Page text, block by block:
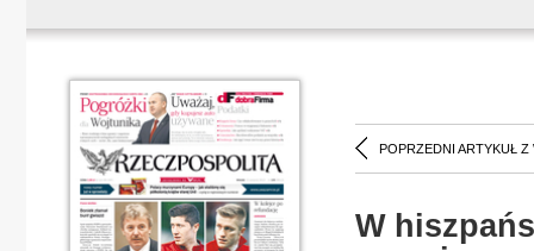
POPRZEDNI ARTYKUŁ Z
W